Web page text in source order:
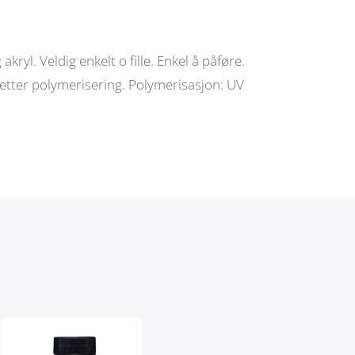
Veldig enkelt o fille. Enkel å påføre.
polymerisering. Polymerisasjon: UV